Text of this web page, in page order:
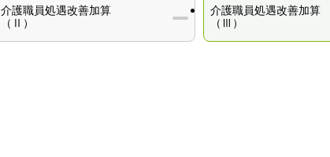
介護職員処遇改善加算
（Ⅱ）
介護職員処遇改善加算
（Ⅲ）